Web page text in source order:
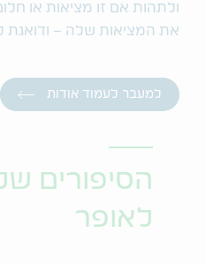
ולתהות אם זו מציאות או
את המציאות שלה – ודואגת
למעבר לעמוד אודות
הסיפורים
לאופר